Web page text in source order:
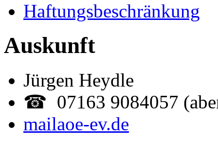
Haftungsbeschränkung
Auskunft
Jürgen Heydle
☎ 07163 9084057
mailaoe-ev.de